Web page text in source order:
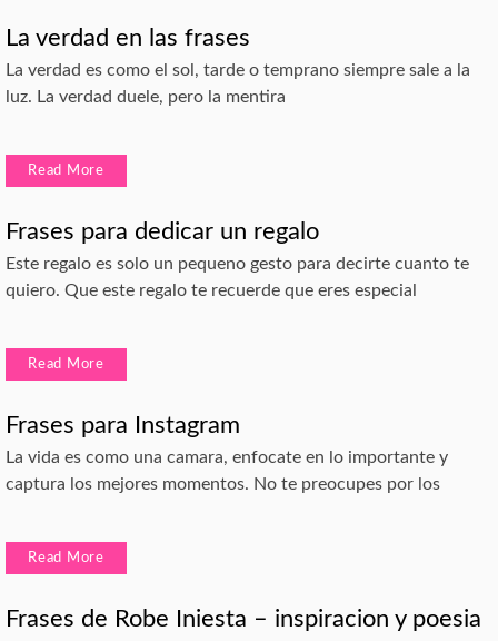
La verdad en las frases
La verdad es como el sol, tarde o temprano siempre sale a la
luz. La verdad duele, pero la mentira
Read More
Frases para dedicar un regalo
Este regalo es solo un pequeno gesto para decirte cuanto te
quiero. Que este regalo te recuerde que eres especial
Read More
Frases para Instagram
La vida es como una camara, enfocate en lo importante y
captura los mejores momentos. No te preocupes por los
Read More
Frases de Robe Iniesta – inspiracion y poesia